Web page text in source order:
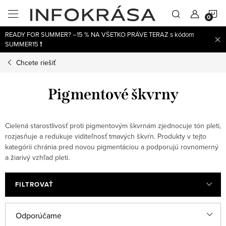
obsah
READY FOR SUMMER? –15 % NA VŠETKO PRÁVE TERAZ s kódom
SUMMER15 ❗
Chcete riešiť
Pigmentové škvrny
Cielená starostlivosť proti pigmentovým škvrnám zjednocuje tón pleti,
rozjasňuje a redukuje viditeľnosť tmavých škvŕn. Produkty v tejto
kategórii chránia pred novou pigmentáciou a podporujú rovnomerný
a žiarivý vzhľad pleti.
FILTROVAŤ
Odporúčame